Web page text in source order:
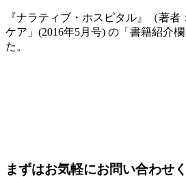
『ナラティブ・ホスピタル』（著
ケア」(2016年5月号) の「書籍紹介
た。
まずはお気軽にお問い合わせ